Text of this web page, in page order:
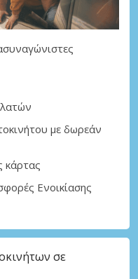
eLink
με δωρεάν
κάρτας
Ενοικίασης
σε